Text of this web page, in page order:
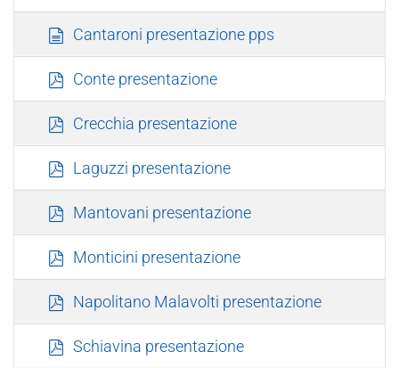
d
c
u
e
n
Cantaroni presentazione pps
pConte presentazione
pCrecchia presentazione
pLaguzzi presentazione
pMantovani presentazione
pMonticini presentazione
pNapolitano Malavolti presentazione
pSchiavina presentazione